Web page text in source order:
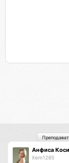
Анфиса
item1285